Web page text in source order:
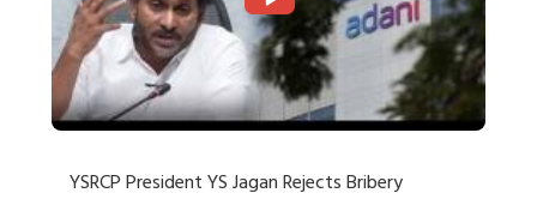
YSRCP President YS Jagan Rejects Bribery